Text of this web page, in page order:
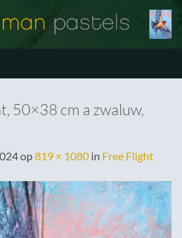
50×38 cm a zwaluw,
op819 × 1080 in Free Flight